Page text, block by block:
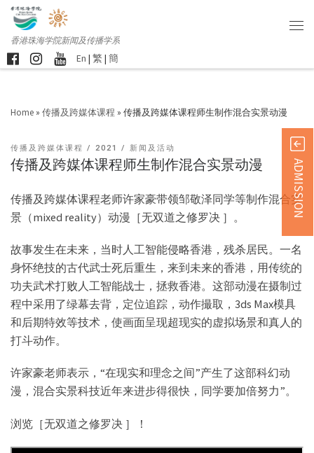
香港珠海学院新闻及传播学系
En | 繁 | 簡
Home » 传播及跨媒体课程 » 传播及跨媒体课程师生制作混合实景动漫
传播及跨媒体课程 2021 新闻及活动
传播及跨媒体课程师生制作混合实景动漫
传播及跨媒体课程老师许家豪带领邹敬泽同学等制作混合实
景（mixed reality）动漫［无双道之修罗决 ］。
故事发生在未来，当时人工智能侵略香港，残杀居民。一名
身怀绝技的古代武士死后重生，来到未来的香港，用传统的
功夫武术打败人工智能战士，拯救香港。这部动漫在摄制过
程中采用了绿幕去背，定位追踪，动作撮取，3ds Max模具
和后期特效等技术，使画面呈现超现实的虚拟场景和真人的
打斗动作。
许家豪老师表示，“在现实和理念之间”产生了这部科幻动
漫，混合实景科技近年来进步得很快，同学要加倍努力”。
浏览［无双道之修罗决 ］！
ADMISSION